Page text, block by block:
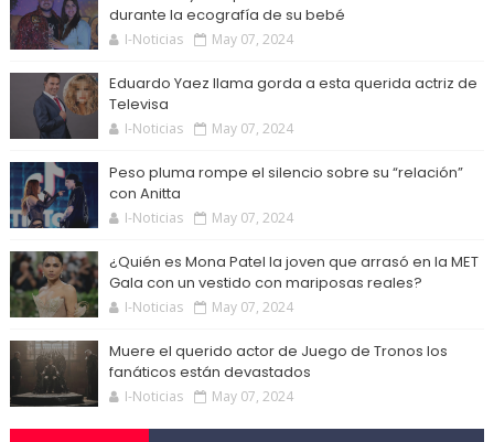
durante la ecografía de su bebé
I-Noticias May 07, 2024
Eduardo Yaez llama gorda a esta querida actriz de
Televisa
I-Noticias May 07, 2024
Peso pluma rompe el silencio sobre su “relación”
con Anitta
I-Noticias May 07, 2024
¿Quién es Mona Patel la joven que arrasó en la MET
Gala con un vestido con mariposas reales?
I-Noticias May 07, 2024
Muere el querido actor de Juego de Tronos los
fanáticos están devastados
I-Noticias May 07, 2024